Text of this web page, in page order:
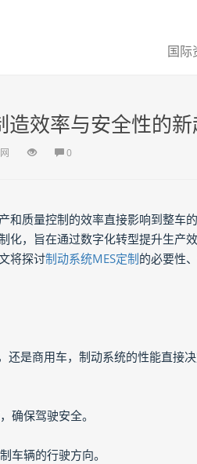
国际
造效率与安全性的
0
和质量控制的效率直接影响到整车
，旨在通过数字化转型提升生产效
将探讨制动系统MES定制的必要性
还是商用车，制动系统的性能直接
确保驾驶安全。
车辆的行驶方向。